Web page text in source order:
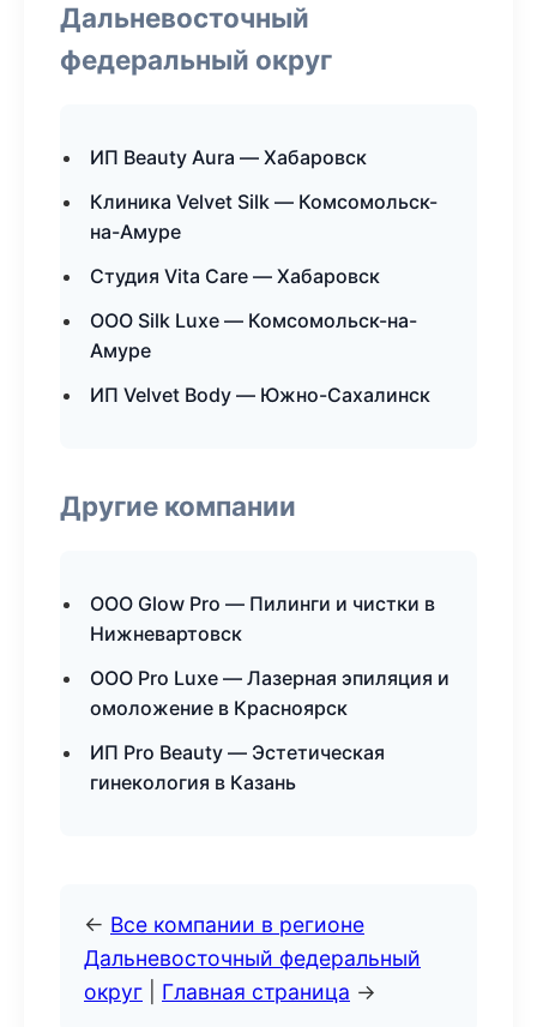
Дальневосточный
федеральный округ
ИП Beauty Aura — Хабаровск
Клиника Velvet Silk — Комсомольск-
на-Амуре
Студия Vita Care — Хабаровск
ООО Silk Luxe — Комсомольск-на-
Амуре
ИП Velvet Body — Южно-Сахалинск
Другие компании
ООО Glow Pro — Пилинги и чистки в
Нижневартовск
ООО Pro Luxe — Лазерная эпиляция и
омоложение в Красноярск
ИП Pro Beauty — Эстетическая
гинекология в Казань
← Все компании в регионе
Дальневосточный федеральный
округ
Главная страница →